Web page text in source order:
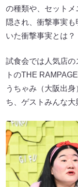
の種類や、セット
隠され、衝撃事実
いた衝撃事実とは
試食会では人気店
トのTHE
うちゃみ（大阪出
ち、ゲストみんな大